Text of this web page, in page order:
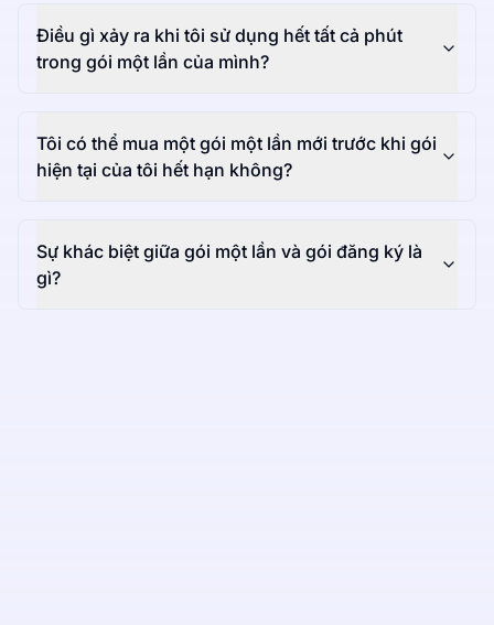
Điều gì xảy ra khi tôi sử dụng hết tất cả phút
trong gói một lần của mình?
Tôi có thể mua một gói một lần mới trước khi gói
hiện tại của tôi hết hạn không?
Sự khác biệt giữa gói một lần và gói đăng ký là
gì?